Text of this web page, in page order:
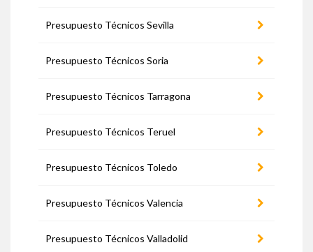
Presupuesto Técnicos Sevilla
Presupuesto Técnicos Soria
Presupuesto Técnicos Tarragona
Presupuesto Técnicos Teruel
Presupuesto Técnicos Toledo
Presupuesto Técnicos Valencia
Presupuesto Técnicos Valladolid